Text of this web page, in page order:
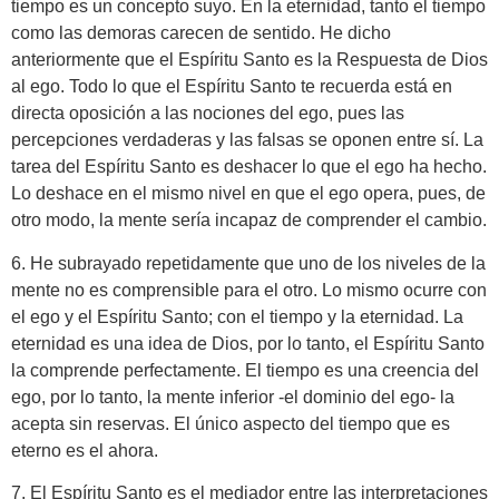
tiempo es un concepto suyo. En la eternidad, tanto el tiempo
como las demoras carecen de sentido. He dicho
anteriormente que el Espíritu Santo es la Respuesta de Dios
al ego. Todo lo que el Espíritu Santo te recuerda está en
directa oposición a las nociones del ego, pues las
percepciones verdaderas y las falsas se oponen entre sí. La
tarea del Espíritu Santo es deshacer lo que el ego ha hecho.
Lo deshace en el mismo nivel en que el ego opera, pues, de
otro modo, la mente sería incapaz de comprender el cambio.
6. He subrayado repetidamente que uno de los niveles de la
mente no es comprensible para el otro. Lo mismo ocurre con
el ego y el Espíritu Santo; con el tiempo y la eternidad. La
eternidad es una idea de Dios, por lo tanto, el Espíritu Santo
la comprende perfectamente. El tiempo es una creencia del
ego, por lo tanto, la mente inferior -el dominio del ego- la
acepta sin reservas. El único aspecto del tiempo que es
eterno es el ahora.
7. El Espíritu Santo es el mediador entre las interpretaciones